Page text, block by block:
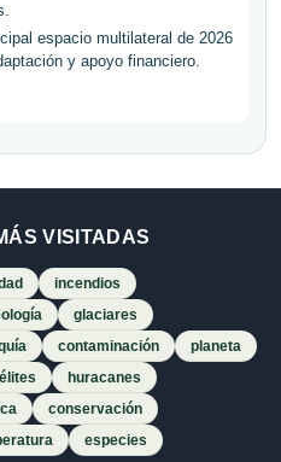
espacio multilateral de 2026
y apoyo financiero.
VISITADAS
incendios
glaciares
contaminación
planeta
huracanes
conservación
especies